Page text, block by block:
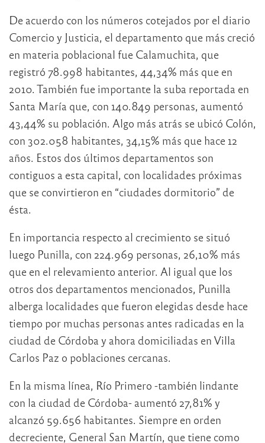
De acuerdo con los números cotejados por el diario
Comercio y Justicia, el departamento que más creció
en materia poblacional fue Calamuchita, que
registró 78.998 habitantes, 44,34% más que en
2010. También fue importante la suba reportada en
Santa María que, con 140.849 personas, aumentó
43,44% su población. Algo más atrás se ubicó Colón,
con 302.058 habitantes, 34,15% más que hace 12
años. Estos dos últimos departamentos son
contiguos a esta capital, con localidades próximas
que se convirtieron en “ciudades dormitorio” de
ésta.
En importancia respecto al crecimiento se situó
luego Punilla, con 224.969 personas, 26,10% más
que en el relevamiento anterior. Al igual que los
otros dos departamentos mencionados, Punilla
alberga localidades que fueron elegidas desde hace
tiempo por muchas personas antes radicadas en la
ciudad de Córdoba y ahora domiciliadas en Villa
Carlos Paz o poblaciones cercanas.
En la misma línea, Río Primero -también lindante
con la ciudad de Córdoba- aumentó 27,81% y
alcanzó 59.656 habitantes. Siempre en orden
decreciente, General San Martín, que tiene como